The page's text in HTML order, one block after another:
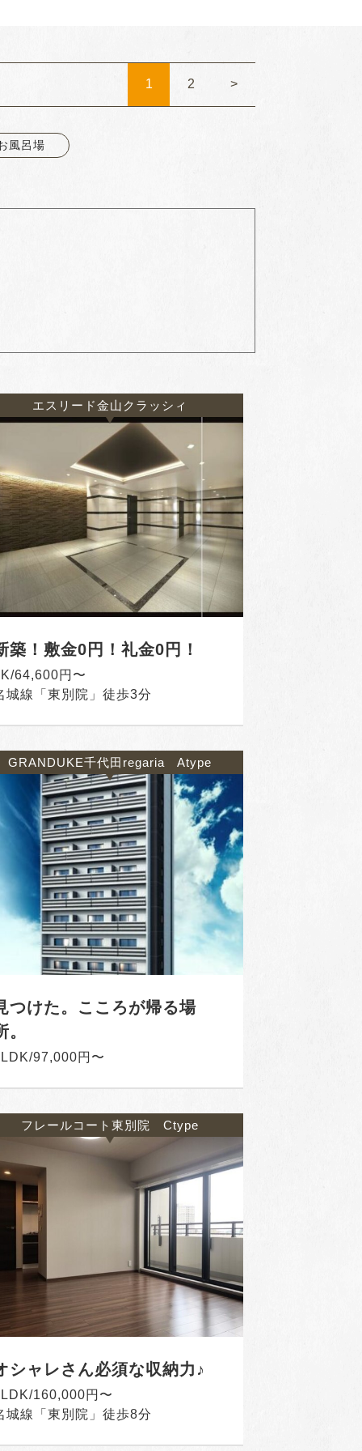
1 2 >
風呂場
エスリード金山クラッシィ
築！敷金0円！礼金0円！
64,600円〜
城線「東別院」徒歩3分
GRANDUKE千代田regaria Atype
つけた。こころが帰る場
。
97,000円〜
フレールコート東別院 Ctype
シャレさん必須な収納力♪
160,000円〜
城線「東別院」徒歩8分